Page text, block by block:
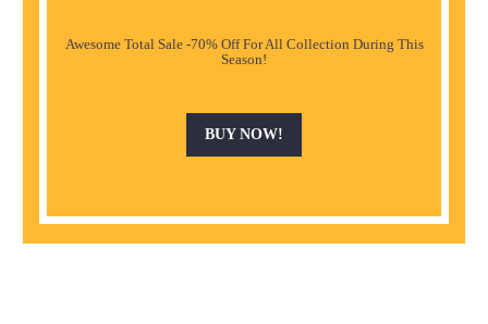
Awesome Total Sale -70% Off For All Collection During This
Season!
BUY NOW!